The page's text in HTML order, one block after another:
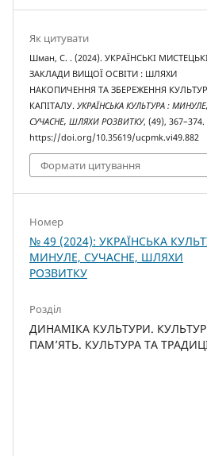
Як цитувати
Шман, С. . (2024). УКРАЇНСЬКІ
ЗАКЛАДИ ВИЩОЇ ОСВІТИ : ШЛЯХИ
НАКОПИЧЕННЯ ТА ЗБЕРЕЖЕННЯ
КАПІТАЛУ.УКРАЇНСЬКА КУЛЬТУРА : МИНУЛЕ,
СУЧАСНЕ, ШЛЯХИ РОЗВИТКУ, (49), 367–374.
https://doi.org/10.35619/ucpmk.vi49.882
Формати цитування
Номер
№ 49 (2024): УКРАЇНСЬКА
МИНУЛЕ, СУЧАСНЕ, ШЛЯХИ
РОЗВИТКУ
Розділ
ДИНАМІКА КУЛЬТУРИ.
ПАМ’ЯТЬ. КУЛЬТУРА ТА